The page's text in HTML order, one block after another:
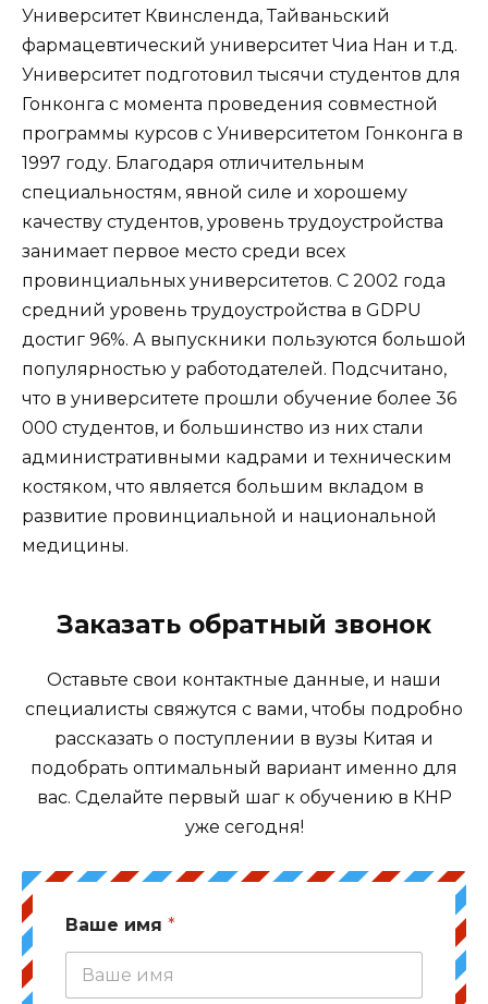
Университет Квинсленда, Тайваньский
фармацевтический университет Чиа Нан и т.д.
Университет подготовил тысячи студентов для
Гонконга с момента проведения совместной
программы курсов с Университетом Гонконга в
1997 году. Благодаря отличительным
специальностям, явной силе и хорошему
качеству студентов, уровень трудоустройства
занимает первое место среди всех
провинциальных университетов. С 2002 года
средний уровень трудоустройства в GDPU
достиг 96%. А выпускники пользуются большой
популярностью у работодателей. Подсчитано,
что в университете прошли обучение более 36
000 студентов, и большинство из них стали
административными кадрами и техническим
костяком, что является большим вкладом в
развитие провинциальной и национальной
медицины.
Заказать обратный звонок
Оставьте свои контактные данные, и наши
специалисты свяжутся с вами, чтобы подробно
рассказать о поступлении в вузы Китая и
подобрать оптимальный вариант именно для
вас. Сделайте первый шаг к обучению в КНР
уже сегодня!
Ваше имя *